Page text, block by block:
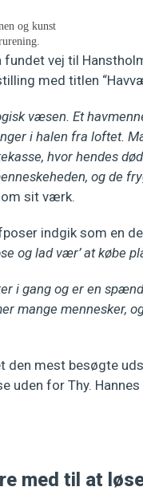
og kunst
vej til
med titlen
væsen. Et
i halen fra loftet.
hvor hendes
og de
sit værk.
indgik som en
og lad vær’ at købe
i gang og er en
mange mennesker,
mest besøgte
uden for Thy.
med til at